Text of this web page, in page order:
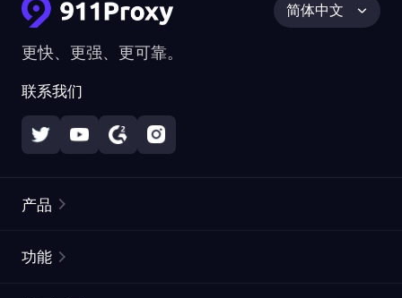
更快、更强、更可靠。
联系我们
简体中文
产品
功能